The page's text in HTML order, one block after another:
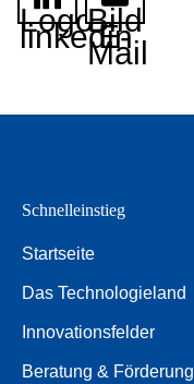
Logo
linkedin
Bild
E-
Mail
Schnelleinstieg
Startseite
Das Technologieland
Innovationsfelder
Beratung & Förderung